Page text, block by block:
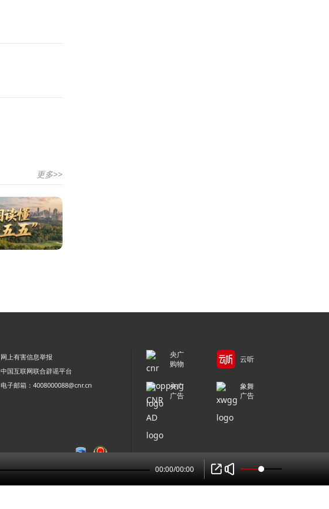
更多>>
网上有害信息举报
中国互联网联合辟谣平台
电子邮箱：4008000088@cnr.cn
央广
购物
云听
央广
广告
象舞
广告
00:00/00:00